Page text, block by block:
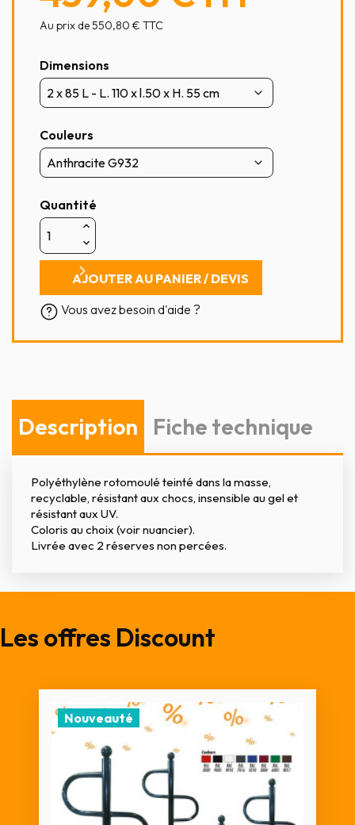
Au prix de 550,80 € TTC
Dimensions
Couleurs
Quantité
AJOUTER AU PANIER / DEVIS
Vous avez besoin d'aide ?
Description Fiche technique
Polyéthylène rotomoulé teinté dans la masse,
recyclable, résistant aux chocs, insensible au gel et
résistant aux UV.
Coloris au choix (voir nuancier).
Livrée avec 2 réserves non percées.
Les offres Discount
Nouveauté